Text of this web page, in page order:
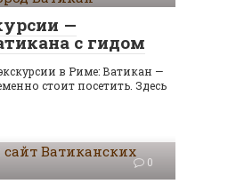
—
с гидом
в Риме: Ватикан —
стоит посетить. Здесь
0